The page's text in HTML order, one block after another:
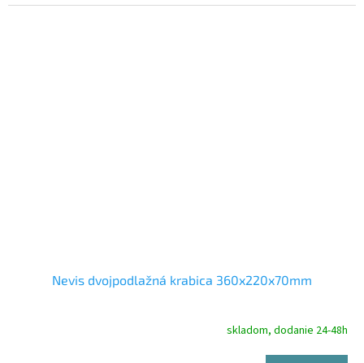
Nevis dvojpodlažná krabica 360x220x70mm
skladom, dodanie 24-48h